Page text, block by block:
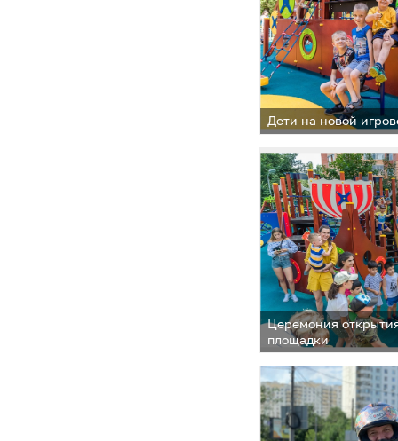
Дети на новой
Церемония
площадки